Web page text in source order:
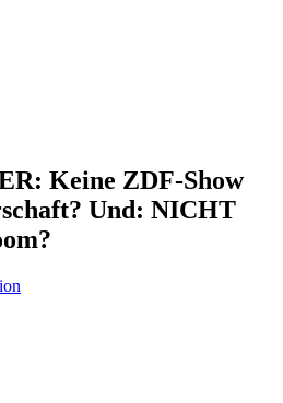
Keine ZDF-Show
Und: NICHT